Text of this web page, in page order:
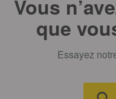
Vous
que
Essayez